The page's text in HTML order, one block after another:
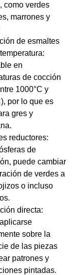
como verdes
marrones y
de esmaltes
en
de cocción
1000°C y
por lo que es
gres y
reductores:
de
puede cambiar
de verdes a
o incluso
directa:
sobre la
de las piezas
patrones y
pintadas.